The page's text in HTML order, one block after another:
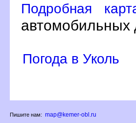
Подробная
автомобильных
Погода в Уколь
Пишите нам: map@kemer-obl.ru